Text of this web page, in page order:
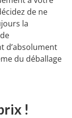
de ne
la
d’absolument
du déballage
!